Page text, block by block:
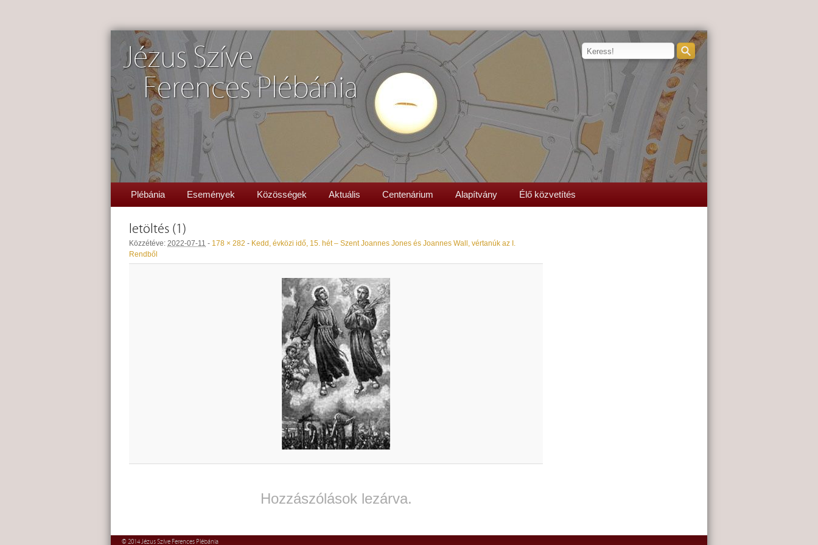
Jézus Szíve
Ferences Plébánia
Plébánia Események Közösségek Aktuális Centenárium Alapítvány Élő közvetítés
letöltés (1)
Közzétéve: 2022-07-11 - 178 × 282 - Kedd, évközi idő, 15. hét – Szent Joannes Jones és Joannes Wall, vértanúk az I.
Rendből
Hozzászólások lezárva.
© 2014 Jézus Szíve Ferences Plébánia